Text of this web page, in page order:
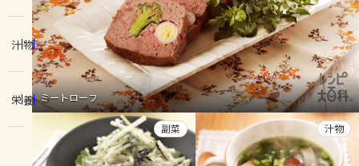
コンテンツ
レシピ
トーク
ピーマン
みょうが ゴーヤ
汁物
栄養 ミートローフ
副菜 汁物